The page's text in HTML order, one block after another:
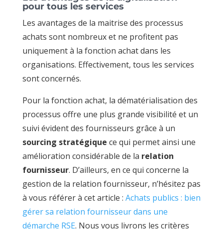
pour tous les services
Les avantages de la maitrise des processus
achats sont nombreux et ne profitent pas
uniquement à la fonction achat dans les
organisations. Effectivement, tous les services
sont concernés.
Pour la fonction achat, la dématérialisation des
processus offre une plus grande visibilité et un
suivi évident des fournisseurs grâce à un
sourcing stratégique ce qui permet ainsi une
amélioration considérable de la relation
fournisseur. D’ailleurs, en ce qui concerne la
gestion de la relation fournisseur, n’hésitez pas
à vous référer à cet article : Achats publics : bien
gérer sa relation fournisseur dans une
démarche RSE. Nous vous livrons les critères